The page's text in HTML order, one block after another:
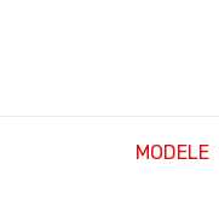
MODELE